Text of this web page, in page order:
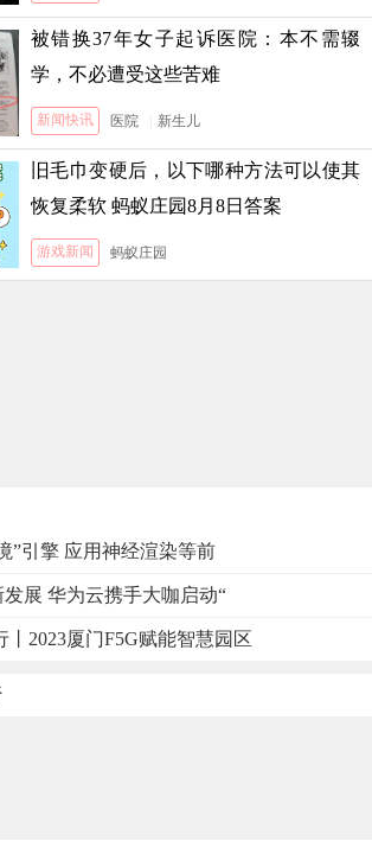
被错换37年女子起诉医院：本不需辍
学，不必遭受这些苦难
新闻快讯 医院 新生儿
旧毛巾变硬后，以下哪种方法可以使其
恢复柔软 蚂蚁庄园8月8日答案
游戏新闻 蚂蚁庄园
”引擎 应用神经渲染等前
展 华为云携手大咖启动“
丨2023厦门F5G赋能智慧园区